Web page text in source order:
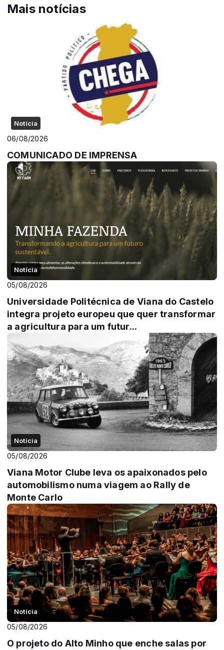
Mais notícias
Notícia
06/08/2026
COMUNICADO DE IMPRENSA
Notícia
05/08/2026
Universidade Politécnica de Viana do Castelo
integra projeto europeu que quer transformar
a agricultura para um futur...
Notícia
05/08/2026
Viana Motor Clube leva os apaixonados pelo
automobilismo numa viagem ao Rally de
Monte Carlo
Notícia
05/08/2026
O projeto do Alto Minho que enche salas por